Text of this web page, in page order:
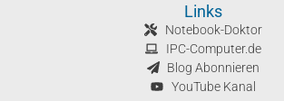
Links
Notebook-Doktor
IPC-Computer.de
Blog Abonnieren
YouTube Kanal